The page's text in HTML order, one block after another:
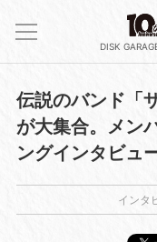
DISK
伝説のバンド「
が大集合。メン
ングインタビュ
インタ